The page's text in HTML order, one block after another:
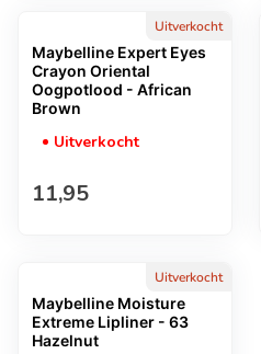
Uitverkocht
Maybelline Expert Eyes
Crayon Oriental
Oogpotlood - African
Brown
Uitverkocht
Normale prijs
11,95
Uitverkocht
Maybelline Moisture
Extreme Lipliner - 63
Hazelnut